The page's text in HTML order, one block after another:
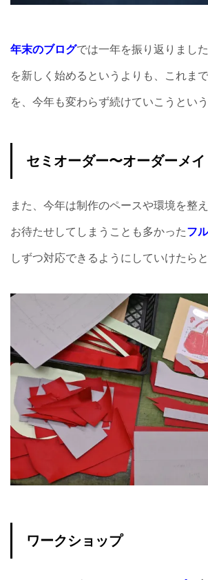
年末のブログでは一年を振り返りまし
を新しく始めるというよりも、これま
を、今年も変わらず続けていこうとい
セミオーダー〜オーダーメイ
また、今年は制作のペースや環境を整
お待たせしてしまうことも多かったフ
しずつ対応できるようにしていけたら
ワークショップ